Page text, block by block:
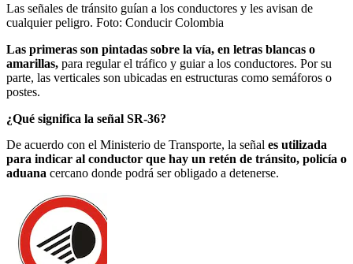
Las señales de tránsito guían a los conductores y les avisan de
cualquier peligro. Foto: Conducir Colombia
Las primeras son pintadas sobre la vía, en letras blancas o
amarillas, para regular el tráfico y guiar a los conductores. Por su
parte, las verticales son ubicadas en estructuras como semáforos o
postes.
¿Qué significa la señal SR-36?
De acuerdo con el Ministerio de Transporte, la señal es utilizada
para indicar al conductor que hay un retén de tránsito, policía o
aduana cercano donde podrá ser obligado a detenerse.